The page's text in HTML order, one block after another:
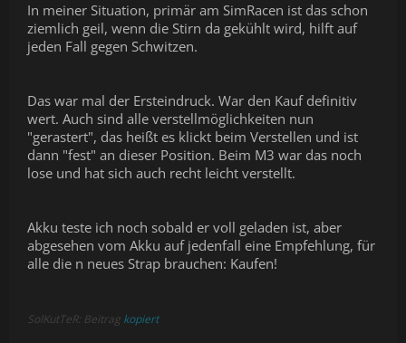
In meiner Situation, primär am SimRacen ist das schon
ziemlich geil, wenn die Stirn da gekühlt wird, hilft auf
jeden Fall gegen Schwitzen.
Das war mal der Ersteindruck. War den Kauf definitiv
wert. Auch sind alle verstellmöglichkeiten nun
"gerastert", das heißt es klickt beim Verstellen und ist
dann "fest" an dieser Position. Beim M3 war das noch
lose und hat sich auch recht leicht verstellt.
Akku teste ich noch sobald er voll geladen ist, aber
abgesehen vom Akku auf jedenfall eine Empfehlung, für
alle die n neues Strap brauchen: Kaufen!
SolKutTeR: Beitrag kopiert